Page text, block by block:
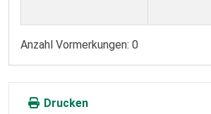
Anzahl Vormerkungen: 0
Drucken